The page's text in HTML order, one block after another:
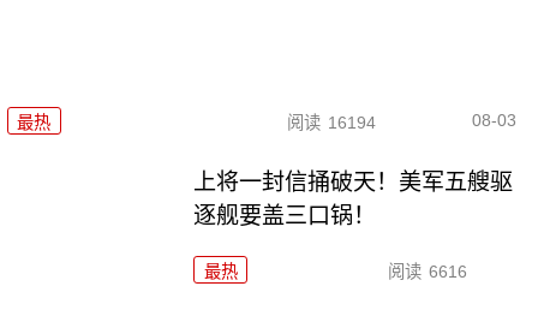
最热 阅读 16194 08-03
上将一封信捅破天！美军五艘驱
逐舰要盖三口锅！
最热 阅读 6616